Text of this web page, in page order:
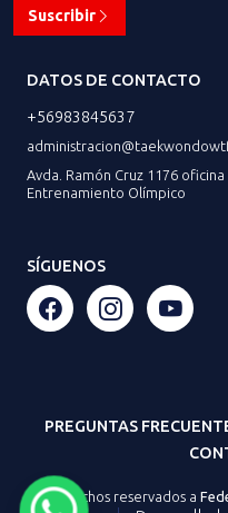
Suscribir
DATOS DE CONTACTO
+56983845637
Avda. Ramón Cruz 1176
Entrenamiento Olímpico
SÍGUENOS
PREGUNTAS
Derechos reservados a